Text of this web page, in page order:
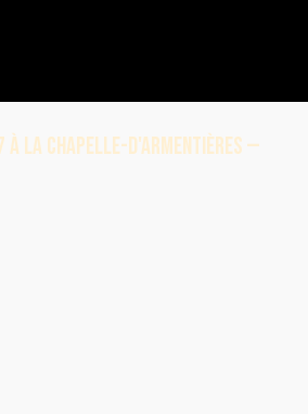
À LA CHAPELLE-D'ARMENTIÈRES —